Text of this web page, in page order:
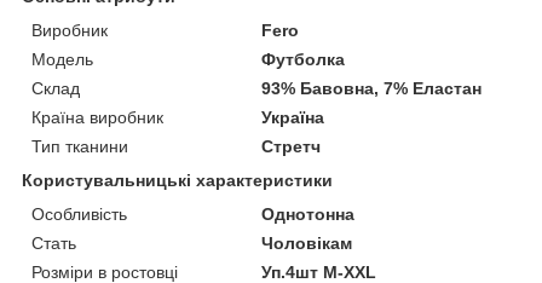
Виробник
Fero
Модель
Футболка
Склад
93% Бавовна, 7% Еластан
Країна виробник
Україна
Тип тканини
Стретч
Користувальницькі характеристики
Особливість
Однотонна
Стать
Чоловікам
Розміри в ростовці
Уп.4шт M-XXL